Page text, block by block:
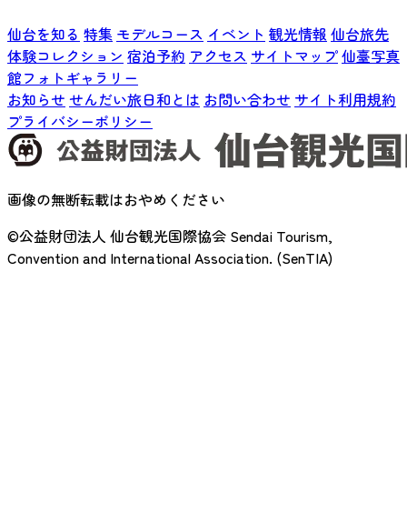
仙台を知る 特集 モデルコース イベント 観光情報 仙台旅先
体験コレクション 宿泊予約 アクセス サイトマップ仙臺写真
館フォトギャラリー
お知らせ せんだい旅日和とは お問い合わせ サイト利用規約
プライバシーポリシー
画像の無断転載はおやめください
©公益財団法人 仙台観光国際協会 Sendai Tourism,
Convention and International Association. (SenTIA)